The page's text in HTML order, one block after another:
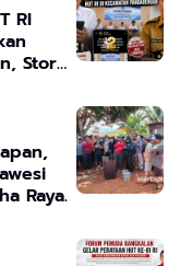
RI
Story
Raya.